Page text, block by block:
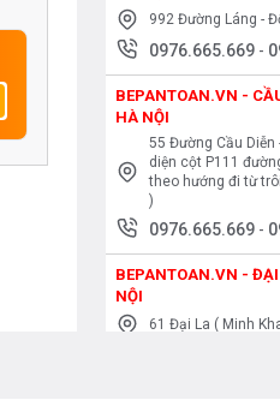
992 Đường Láng -
0976.665.669 -
BEPANTOAN.VN -
HÀ NỘI
55 Đường Cầu Diễn
diện cột P111
theo hướng đi từ
)
0976.665.669 -
BEPANTOAN.VN -
NỘI
61 Đại La ( Minh